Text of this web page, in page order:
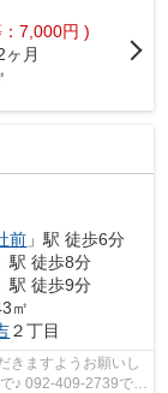
7,000円 )
ヶ月
前 」駅 徒歩6分
」駅 徒歩8分
」駅 徒歩9分
㎡
２丁目
きますようお願いし
♪ 092-409-2739で